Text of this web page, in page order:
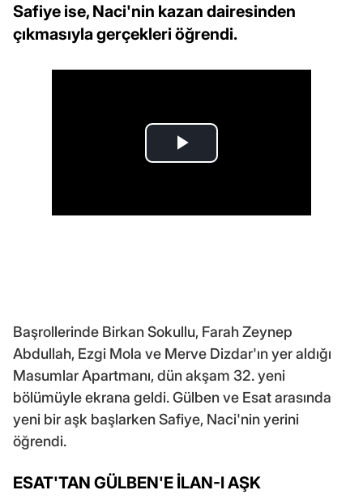
Safiye ise, Naci'nin kazan dairesinden
çıkmasıyla gerçekleri öğrendi.
Başrollerinde Birkan Sokullu, Farah Zeynep
Abdullah, Ezgi Mola ve Merve Dizdar'ın yer aldığı
Masumlar Apartmanı, dün akşam 32. yeni
bölümüyle ekrana geldi. Gülben ve Esat arasında
yeni bir aşk başlarken Safiye, Naci'nin yerini
öğrendi.
ESAT'TAN GÜLBEN'E İLAN-I AŞK